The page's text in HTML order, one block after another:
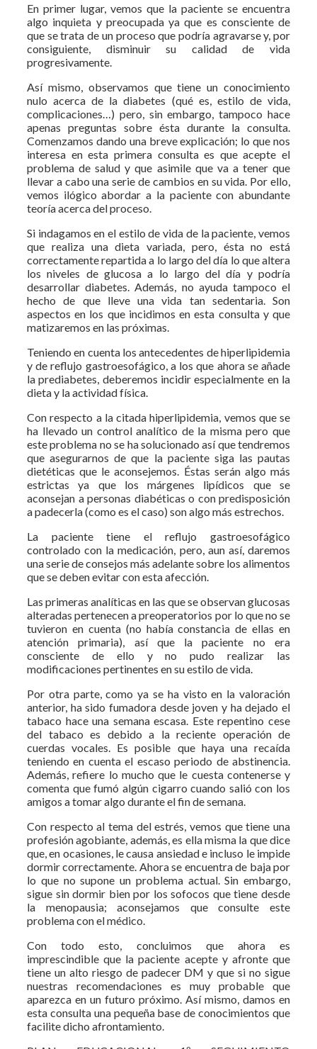
En primer lugar, vemos que la paciente se encuentra
algo inquieta y preocupada ya que es consciente de
que se trata de un proceso que podría agravarse y, por
consiguiente, disminuir su calidad de vida
progresivamente.
Así mismo, observamos que tiene un conocimiento
nulo acerca de la diabetes (qué es, estilo de vida,
complicaciones…) pero, sin embargo, tampoco hace
apenas preguntas sobre ésta durante la consulta.
Comenzamos dando una breve explicación; lo que nos
interesa en esta primera consulta es que acepte el
problema de salud y que asimile que va a tener que
llevar a cabo una serie de cambios en su vida. Por ello,
vemos ilógico abordar a la paciente con abundante
teoría acerca del proceso.
Si indagamos en el estilo de vida de la paciente, vemos
que realiza una dieta variada, pero, ésta no está
correctamente repartida a lo largo del día lo que altera
los niveles de glucosa a lo largo del día y podría
desarrollar diabetes. Además, no ayuda tampoco el
hecho de que lleve una vida tan sedentaria. Son
aspectos en los que incidimos en esta consulta y que
matizaremos en las próximas.
Teniendo en cuenta los antecedentes de hiperlipidemia
y de reflujo gastroesofágico, a los que ahora se añade
la prediabetes, deberemos incidir especialmente en la
dieta y la actividad física.
Con respecto a la citada hiperlipidemia, vemos que se
ha llevado un control analítico de la misma pero que
este problema no se ha solucionado así que tendremos
que asegurarnos de que la paciente siga las pautas
dietéticas que le aconsejemos. Éstas serán algo más
estrictas ya que los márgenes lipídicos que se
aconsejan a personas diabéticas o con predisposición
a padecerla (como es el caso) son algo más estrechos.
La paciente tiene el reflujo gastroesofágico
controlado con la medicación, pero, aun así, daremos
una serie de consejos más adelante sobre los alimentos
que se deben evitar con esta afección.
Las primeras analíticas en las que se observan glucosas
alteradas pertenecen a preoperatorios por lo que no se
tuvieron en cuenta (no había constancia de ellas en
atención primaria), así que la paciente no era
consciente de ello y no pudo realizar las
modificaciones pertinentes en su estilo de vida.
Por otra parte, como ya se ha visto en la valoración
anterior, ha sido fumadora desde joven y ha dejado el
tabaco hace una semana escasa. Este repentino cese
del tabaco es debido a la reciente operación de
cuerdas vocales. Es posible que haya una recaída
teniendo en cuenta el escaso periodo de abstinencia.
Además, refiere lo mucho que le cuesta contenerse y
comenta que fumó algún cigarro cuando salió con los
amigos a tomar algo durante el fin de semana.
Con respecto al tema del estrés, vemos que tiene una
profesión agobiante, además, es ella misma la que dice
que, en ocasiones, le causa ansiedad e incluso le impide
dormir correctamente. Ahora se encuentra de baja por
lo que no supone un problema actual. Sin embargo,
sigue sin dormir bien por los sofocos que tiene desde
la menopausia; aconsejamos que consulte este
problema con el médico.
Con todo esto, concluimos que ahora es
imprescindible que la paciente acepte y afronte que
tiene un alto riesgo de padecer DM y que si no sigue
nuestras recomendaciones es muy probable que
aparezca en un futuro próximo. Así mismo, damos en
esta consulta una pequeña base de conocimientos que
facilite dicho afrontamiento.